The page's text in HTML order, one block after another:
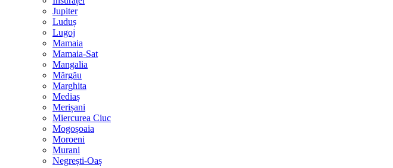
Jupiter
Luduș
Lugoj
Mamaia
Mamaia-Sat
Mangalia
Mărgău
Marghita
Mediaș
Merișani
Miercurea Ciuc
Mogoșoaia
Moroeni
Murani
Negrești-Oaș